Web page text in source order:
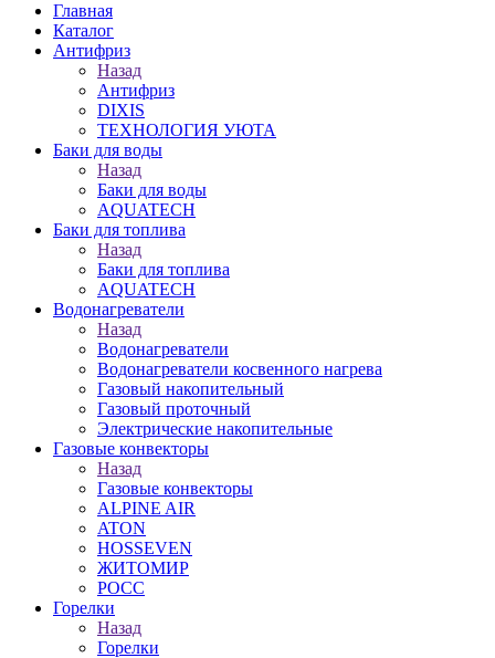
Главная
Каталог
Антифриз
Назад
Антифриз
DIXIS
ТЕХНОЛОГИЯ УЮТА
Баки для воды
Назад
Баки для воды
AQUATECH
Баки для топлива
Назад
Баки для топлива
AQUATECH
Водонагреватели
Назад
Водонагреватели
Водонагреватели косвенного нагрева
Газовый накопительный
Газовый проточный
Электрические накопительные
Газовые конвекторы
Назад
Газовые конвекторы
ALPINE AIR
ATON
HOSSEVEN
ЖИТОМИР
РОСС
Горелки
Назад
Горелки